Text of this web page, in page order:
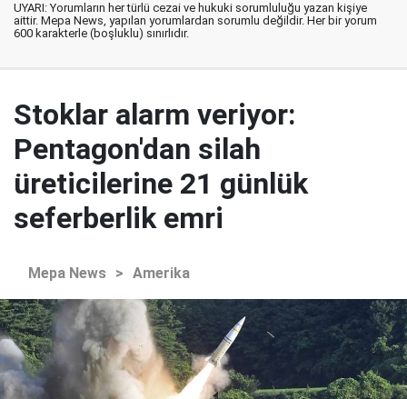
UYARI: Yorumların her türlü cezai ve hukuki sorumluluğu yazan kişiye
aittir. Mepa News, yapılan yorumlardan sorumlu değildir. Her bir yorum
600 karakterle (boşluklu) sınırlıdır.
Stoklar alarm veriyor:
Pentagon'dan silah
üreticilerine 21 günlük
seferberlik emri
Mepa News > Amerika